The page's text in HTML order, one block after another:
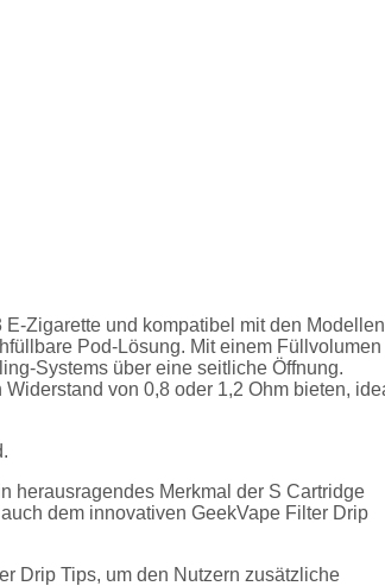
Zigarette und kompatibel mit den Modellen
Pod-Lösung. Mit einem Füllvolumen
Systems über eine seitliche Öffnung.
von 0,8 oder 1,2 Ohm bieten,
herausragendes Merkmal der S Cartridge
dem innovativen GeekVape Filter Drip
Drip Tips, um den Nutzern zusätzliche